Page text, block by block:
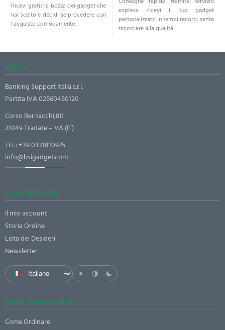
Ricevi gratis la bozza dei gadget che
hai scelto e decidi se procedere con
l'acquisto comodamente.
express: ricevi il tuo gadget
personalizzato in tempi record, senza
rinunciare alla qualità.
ABOUT
Banking Support Italia s.r.l.
Partita IVA 02560450120
Corso Bernacchi,80
21049 Tradate – VA (IT)
TEL:+39 0331810975
info@bsigadget.com
IL MIO ACCOUNT
Il mio account
Storia Ordine
Lista dei Desideri
Newsletter
GUIDE E ASSISTENZA
Come Ordinare